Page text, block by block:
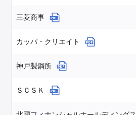
三菱商事
カッパ・クリエイト
神戸製鋼所
ＳＣＳＫ